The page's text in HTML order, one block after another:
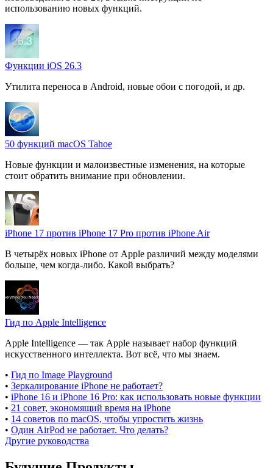
использованию новых функций.
Функции iOS 26.3
Утилита переноса в Android, новые обои с погодой, и др.
50 функций macOS Tahoe
Новые функции и малоизвестные изменения, на которые
стоит обратить внимание при обновлении.
iPhone 17 против iPhone 17 Pro против iPhone Air
В четырёх новых iPhone от Apple различий между моделями
больше, чем когда-либо. Какой выбрать?
Гид по Apple Intelligence
Apple Intelligence — так Apple называет набор функций
искусственного интеллекта. Вот всё, что мы знаем.
• Гид по Image Playground
• Зеркалирование iPhone не работает?
• iPhone 16 и iPhone 16 Pro: как использовать новые функции
• 21 совет, экономящий время на iPhone
• 14 советов по macOS, чтобы упростить жизнь
• Один AirPod не работает. Что делать?
Другие руководства